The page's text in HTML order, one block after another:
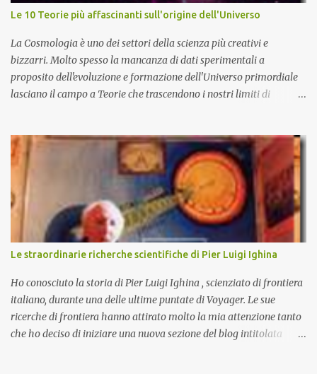
Le 10 Teorie più affascinanti sull'origine dell'Universo
La Cosmologia è uno dei settori della scienza più creativi e
bizzarri. Molto spesso la mancanza di dati sperimentali a
proposito dell'evoluzione e formazione dell'Universo primordiale
lasciano il campo a Teorie che trascendono i nostri limiti di
più accreditata, il Big-Bang e l'Universo inflazionario, ha dei
paradossi e delle lacune difficilmente sormontabili che sono tali da
far pensare che con il miglioramento delle osservazioni
sperimentali si possa un giorno chiarirne l'origine e la sua
evoluzione. Una volta chiarita l'origine e il meccanismo di
formazione dell'Universo primordiale saremo qui di nuovo a
domandarci: perché esiste l'Universo? D'altra parte sono le
domande più affascinanti che ci attanagliano fin dalle prime
apparizioni della Specie Umana sulla terra. Ecco alcune delle più
affascinanti teo...
Le straordinarie richerche scientifiche di Pier Luigi Ighina
Ho conosciuto la storia di Pier Luigi Ighina , scienziato di frontiera
italiano, durante una delle ultime puntate di Voyager. Le sue
ricerche di frontiera hanno attirato molto la mia attenzione tanto
che ho deciso di iniziare una nuova sezione del blog intitolata